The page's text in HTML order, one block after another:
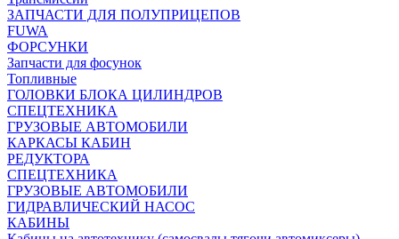
ЗАПЧАСТИ ДЛЯ ПОЛУПРИЦЕПОВ
FUWA
ФОРСУНКИ
Запчасти для фосунок
Топливные
ГОЛОВКИ БЛОКА ЦИЛИНДРОВ
СПЕЦТЕХНИКА
ГРУЗОВЫЕ АВТОМОБИЛИ
КАРКАСЫ КАБИН
РЕДУКТОРА
СПЕЦТЕХНИКА
ГРУЗОВЫЕ АВТОМОБИЛИ
ГИДРАВЛИЧЕСКИЙ НАСОС
КАБИНЫ